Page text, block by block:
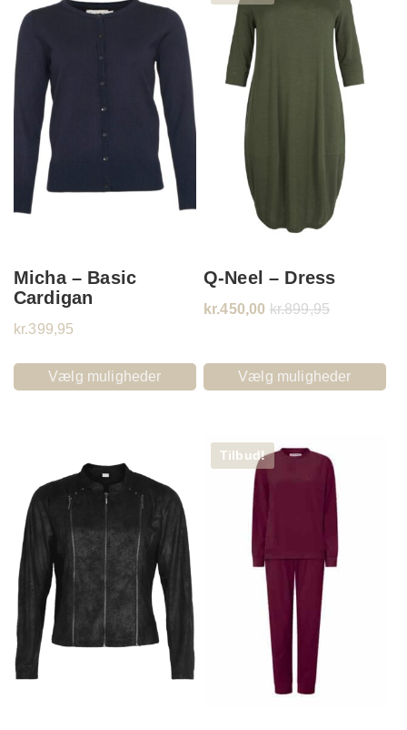
Micha – Basic
Cardigan
kr.399,95
Vælg muligheder
Q-Neel – Dress
kr.450,00 kr.899,95
Vælg muligheder
Tilbud!